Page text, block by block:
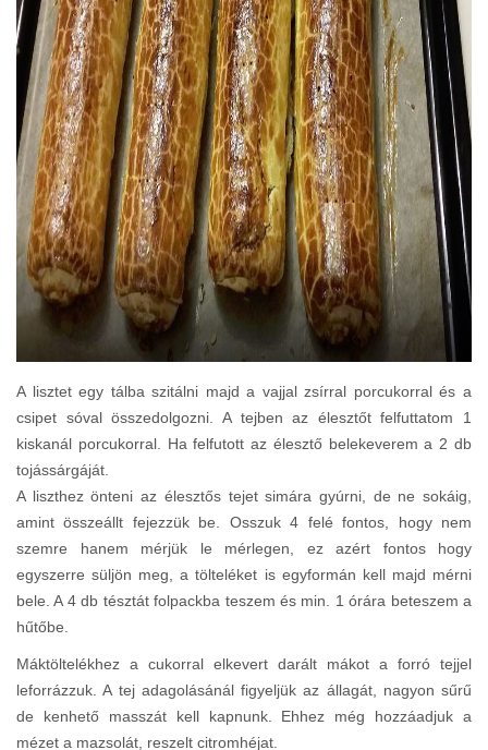
A lisztet egy tálba szitálni majd a vajjal zsírral porcukorral és a
csipet sóval összedolgozni. A tejben az élesztőt felfuttatom 1
kiskanál porcukorral. Ha felfutott az élesztő belekeverem a 2 db
tojássárgáját.
A liszthez önteni az élesztős tejet simára gyúrni, de ne sokáig,
amint összeállt fejezzük be. Osszuk 4 felé fontos, hogy nem
szemre hanem mérjük le mérlegen, ez azért fontos hogy
egyszerre süljön meg, a tölteléket is egyformán kell majd mérni
bele. A 4 db tésztát folpackba teszem és min. 1 órára beteszem a
hűtőbe.
Máktöltelékhez a cukorral elkevert darált mákot a forró tejjel
leforrázzuk. A tej adagolásánál figyeljük az állagát, nagyon sűrű
de kenhető masszát kell kapnunk. Ehhez még hozzáadjuk a
mézet a mazsolát, reszelt citromhéjat.